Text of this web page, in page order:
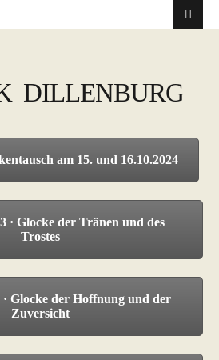
DILLENBURG
am 15. und 16.10.2024
· Glocke der Tränen und des
Trostes
· Glocke der Hoffnung und der
Zuversicht